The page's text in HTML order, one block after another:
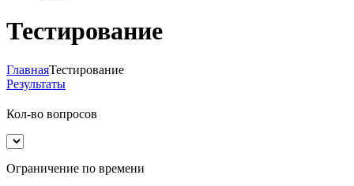
Тестирование
ГлавнаяТестирование
Результаты
Кол-во вопросов
Ограничение по времени